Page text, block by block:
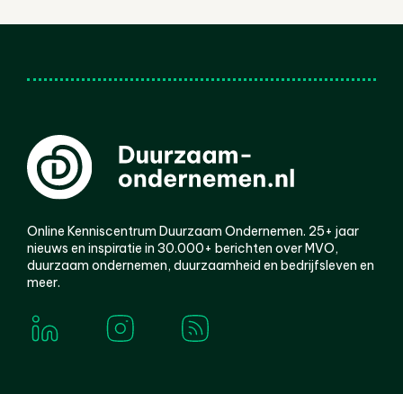
Online Kenniscentrum Duurzaam Ondernemen. 25+ jaar
nieuws en inspiratie in 30.000+ berichten over MVO,
duurzaam ondernemen, duurzaamheid en bedrijfsleven en
meer.